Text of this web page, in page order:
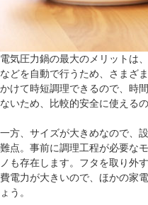
電気圧力鍋の最大のメリットは
などを自動で行うため、さまざ
かけて時短調理できるので、時
ないため、比較的安全に使えるの
一方、サイズが大きめなので、
難点。事前に調理工程が必要な
ノも存在します。フタを取り外
費電力が大きいので、ほかの家
ょう。